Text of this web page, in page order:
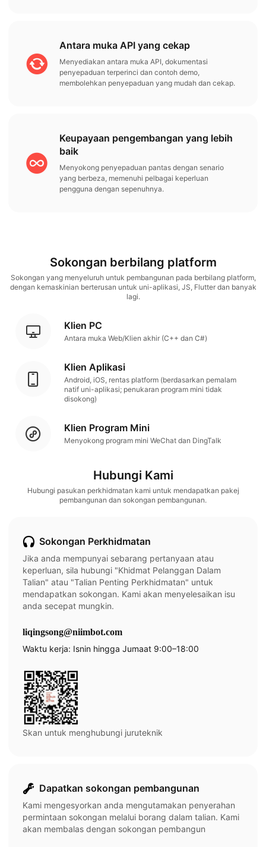
Antara muka API yang cekap
Menyediakan antara muka API, dokumentasi
penyepaduan terperinci dan contoh demo,
membolehkan penyepaduan yang mudah dan cekap.
Keupayaan pengembangan yang lebih
baik
Menyokong penyepaduan pantas dengan senario
yang berbeza, memenuhi pelbagai keperluan
pengguna dengan sepenuhnya.
Sokongan berbilang platform
Sokongan yang menyeluruh untuk pembangunan pada berbilang platform,
dengan kemaskinian berterusan untuk uni-aplikasi, JS, Flutter dan banyak
lagi.
Klien PC
Antara muka Web/Klien akhir (C++ dan C#)
Klien Aplikasi
Android, iOS, rentas platform (berdasarkan pemalam
natif uni-aplikasi; penukaran program mini tidak
disokong)
Klien Program Mini
Menyokong program mini WeChat dan DingTalk
Hubungi Kami​
Hubungi pasukan perkhidmatan kami untuk mendapatkan pakej
pembangunan dan sokongan pembangunan.
Sokongan Perkhidmatan
Jika anda mempunyai sebarang pertanyaan atau
keperluan, sila hubungi "Khidmat Pelanggan Dalam
Talian" atau "Talian Penting Perkhidmatan" untuk
mendapatkan sokongan. Kami akan menyelesaikan isu
anda secepat mungkin.
liqingsong@niimbot.com
Waktu kerja: Isnin hingga Jumaat 9:00–18:00
Skan untuk menghubungi juruteknik​
Dapatkan sokongan pembangunan
Kami mengesyorkan anda mengutamakan penyerahan
permintaan sokongan melalui borang dalam talian. Kami
akan membalas dengan sokongan pembangun